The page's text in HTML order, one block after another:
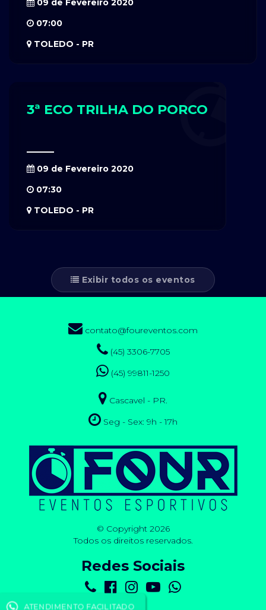
09 de Fevereiro 2020
07:00
TOLEDO - PR
3ª ECO TRILHA DO PORCO
09 de Fevereiro 2020
07:30
TOLEDO - PR
Exibir todos os eventos
contato@foureventos.com
(45) 3306-7705
(45) 99811-1250
Cascavel - PR.
Seg - Sex: 9h - 17h
© Copyright 2026
Todos os direitos reservados.
Redes Sociais
ATENDIMENTO FACILITADO